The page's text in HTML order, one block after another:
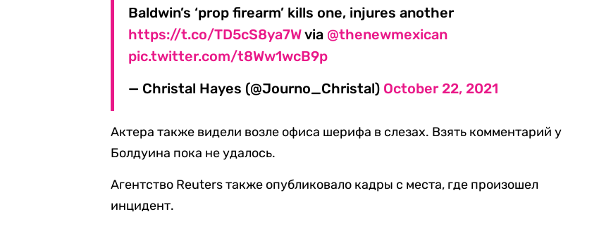
Baldwin’s ‘prop firearm’ kills one, injures another
https://t.co/TD5cS8ya7Wvia @thenewmexican
pic.twitter.com/t8Ww1wcB9p
— Christal Hayes (@Journo_Christal) October 22, 2021
Актера также видели возле офиса шерифа в слезах. Взять комментарий у
Болдуина пока не удалось.
Агентство Reuters также опубликовало кадры с места, где произошел
инцидент.